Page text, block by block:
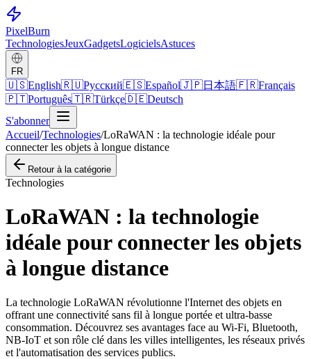
PixelBurn
TechnologiesJeuxGadgetsLogicielsAstuces
FR
🇺🇸English🇷🇺Русский🇪🇸Español🇯🇵日本語🇫🇷Français
🇵🇹Português🇹🇷Türkçe🇩🇪Deutsch
S'abonner
Accueil/Technologies/LoRaWAN : la technologie idéale pour
connecter les objets à longue distance
Retour à la catégorie
Technologies
LoRaWAN : la technologie
idéale pour connecter les objets
à longue distance
La technologie LoRaWAN révolutionne l'Internet des objets en
offrant une connectivité sans fil à longue portée et ultra-basse
consommation. Découvrez ses avantages face au Wi-Fi, Bluetooth,
NB-IoT et son rôle clé dans les villes intelligentes, les réseaux privés
et l'automatisation des services publics.